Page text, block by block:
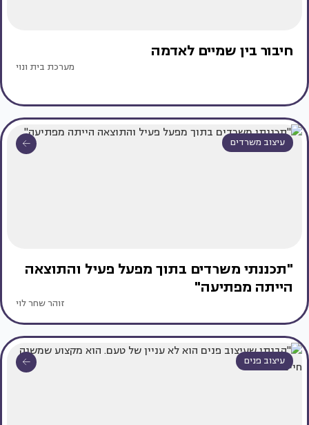
חיבור בין שמיים לאדמה
מערכת בית ונוי
עיצוב משרדים
"תכננתי משרדים בתוך מפעל פעיל והתוצאה
הייתה מפתיעה"
זוהר שחר לוי
עיצוב פנים